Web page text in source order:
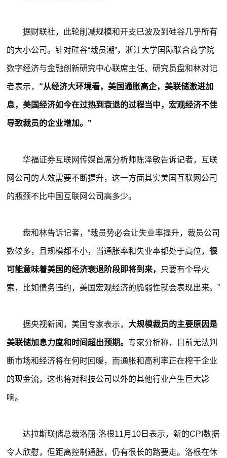
据财联社，此轮削减规模和开支已波及到硅谷几乎所有
的大小公司。针对硅谷“裁员潮”，浙江大学国际联合商学院
数字经济与金融创新研究中心联席主任、研究员盘和林对记
者表示， “从经济大环境看，美国通胀高企，美联储激进加
息，美国经济如今在过热到衰退的过程当中，宏观经济不佳
导致裁员的企业增加。”
华福证券互联网传媒首席分析师陈泽敏告诉记者，互联
网公司的人效需要不断提升，这一方面其实美国互联网公司
的瓶颈不比中国互联网公司高多少。
盘和林告诉记者，“裁员势必会让失业率提升，裁员公司
数较多，且规模都不小，当通胀率和失业率都处于高位，很
可能意味着美国的经济衰退阶段即将到来， 只要有个导火
索，比如债务违约，美国宏观经济的脆弱性就会表现出来。”
据央视新闻，美国专家表示， 大规模裁员的主要原因是
美联储加息力度和时间超出预期。专家分析称，目前无法判
断市场和经济将在何时回暖，而通胀和高利率正在榨干企业
的现金流，这也将对科技公司以外的其他行业产生巨大影
响。
达拉斯联储总裁洛丽·洛根11月10日表示，新的CPI数据
令人欣慰，但距离控制通胀，仍有很长的路要走。洛根在休